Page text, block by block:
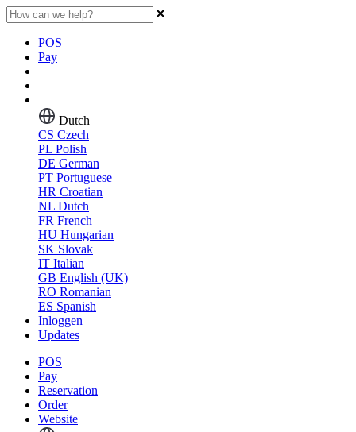
POS
Pay
Dutch
CS Czech
PL Polish
DE German
PT Portuguese
HR Croatian
NL Dutch
FR French
HU Hungarian
SK Slovak
IT Italian
GB English (UK)
RO Romanian
ES Spanish
Inloggen
Updates
POS
Pay
Reservation
Order
Website